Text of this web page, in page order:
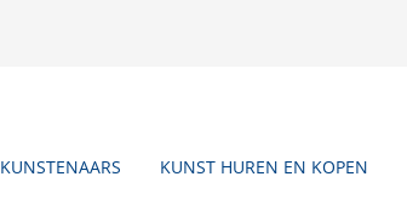
KUNSTENAARS KUNST HUREN EN KOPEN